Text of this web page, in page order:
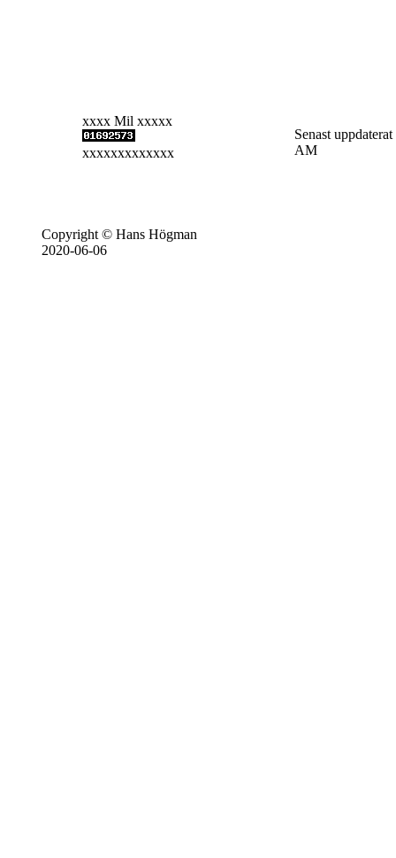
Copyright © Hans Högman
2020-06-06
xxxx Mil xxxxx
xxxxxxxxxxxxx
Senast
AM